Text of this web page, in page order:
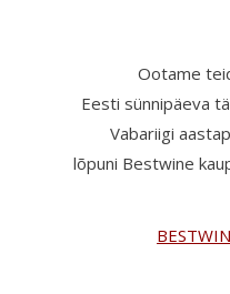
Ootame
Eesti sünnipäeva
Vabariigi
lõpuni Bestwine